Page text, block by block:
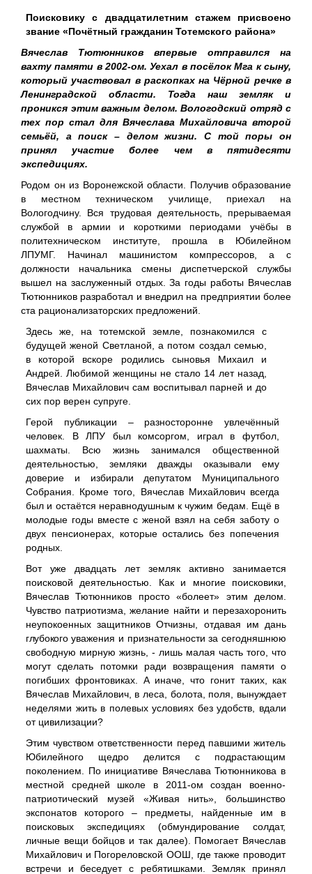
Поисковику с двадцатилетним стажем присвоено
звание «Почётный гражданин Тотемского района»
Вячеслав Тютюнников впервые отправился на
вахту памяти в 2002-ом. Уехал в посёлок Мга к сыну,
который участвовал в раскопках на Чёрной речке в
Ленинградской области. Тогда наш земляк и
проникся этим важным делом. Вологодский отряд с
тех пор стал для Вячеслава Михайловича второй
семьёй, а поиск – делом жизни. С той поры он
принял участие более чем в пятидесяти
экспедициях.
Родом он из Воронежской области. Получив образование
в местном техническом училище, приехал на
Вологодчину. Вся трудовая деятельность, прерываемая
службой в армии и короткими периодами учёбы в
политехническом институте, прошла в Юбилейном
ЛПУМГ. Начинал машинистом компрессоров, а с
должности начальника смены диспетчерской службы
вышел на заслуженный отдых. За годы работы Вячеслав
Тютюнников разработал и внедрил на предприятии более
ста рационализаторских предложений.
Здесь же, на тотемской земле, познакомился с
будущей женой Светланой, а потом создал семью,
в которой вскоре родились сыновья Михаил и
Андрей. Любимой женщины не стало 14 лет назад,
Вячеслав Михайлович сам воспитывал парней и до
сих пор верен супруге.
Герой публикации – разносторонне увлечённый
человек. В ЛПУ был комсоргом, играл в футбол,
шахматы. Всю жизнь занимался общественной
деятельностью, земляки дважды оказывали ему
доверие и избирали депутатом Муниципального
Собрания. Кроме того, Вячеслав Михайлович всегда
был и остаётся неравнодушным к чужим бедам. Ещё в
молодые годы вместе с женой взял на себя заботу о
двух пенсионерах, которые остались без попечения
родных.
Вот уже двадцать лет земляк активно занимается
поисковой деятельностью. Как и многие поисковики,
Вячеслав Тютюнников просто «болеет» этим делом.
Чувство патриотизма, желание найти и перезахоронить
неупокоенных защитников Отчизны, отдавая им дань
глубокогоуважения и признательности за сегодняшнюю
свободную мирную жизнь, - лишь малая часть того, что
могут сделать потомки ради возвращения памяти о
погибших фронтовиках. А иначе, что гонит таких, как
Вячеслав Михайлович, в леса, болота, поля, вынуждает
неделями жить в полевых условиях без удобств, вдали
от цивилизации?
Этим чувством ответственности перед павшими житель
Юбилейного щедро делится с подрастающим
поколением. По инициативе Вячеслава Тютюнникова в
местной средней школе в 2011-ом создан военно-
патриотический музей «Живая нить», большинство
экспонатов которого – предметы, найденные им в
поисковых экспедициях (обмундирование солдат,
личные вещи бойцов и так далее). Помогает Вячеслав
Михайлович и Погореловской ООШ, где также проводит
встречи и беседует с ребятишками. Земляк принял